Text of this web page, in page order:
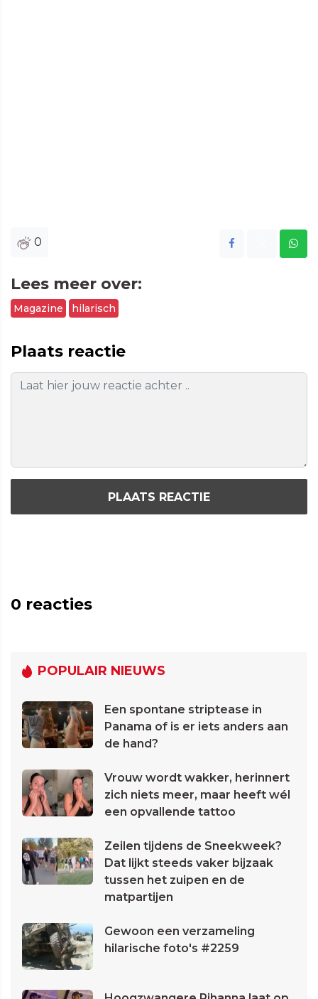
0
Lees meer over:
Magazine hilarisch
Plaats reactie
PLAATS REACTIE
0 reacties
POPULAIR NIEUWS
Een spontane striptease in
Panama of is er iets anders aan
de hand?
Vrouw wordt wakker, herinnert
zich niets meer, maar heeft wél
een opvallende tattoo
Zeilen tijdens de Sneekweek?
Dat lijkt steeds vaker bijzaak
tussen het zuipen en de
matpartijen
Gewoon een verzameling
hilarische foto's #2259